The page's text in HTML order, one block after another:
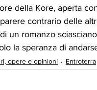
della Kore, aperta
contrario delle
un romanzo
la speranza di
opere e opinioni Entroterra